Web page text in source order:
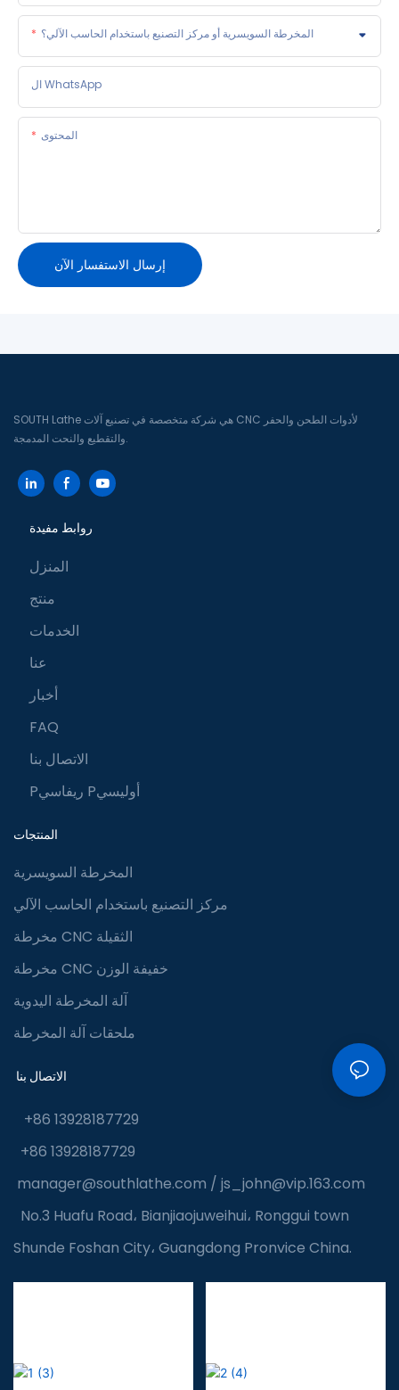
المخرطة السويسرية أو مركز التصنيع باستخدام الحاسب الآلي؟
ال WhatsApp
المحتوى
إرسال الاستفسار الآن
SOUTH Lathe هي شركة متخصصة في تصنيع آلات CNC لأدوات الطحن والحفر
والتقطيع والنحت المدمجة.
روابط مفيدة
المنزل
منتج
الخدمات
عنا
أخبار
FAQ
الاتصال بنا
Pريفاسي Pأوليسي
المنتجات
المخرطة السويسرية
مركز التصنيع باستخدام الحاسب الآلي
مخرطة CNC الثقيلة
مخرطة CNC خفيفة الوزن
آلة المخرطة اليدوية
ملحقات آلة المخرطة
الاتصال بنا
+86 13928187729
+86 13928187729
manager@southlathe.com / js_john@vip.163.com
No.3 Huafu Road، Bianjiaojuweihui، Ronggui town
Shunde Foshan City، Guangdong Pronvice China.